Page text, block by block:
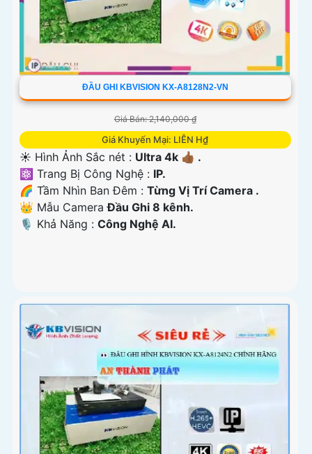
ĐẦU GHI KBVISION KX-A8128N2-VN
Giá Bán: 2,140,000 ₫
Giá Khuyến Mại: LIÊN H₫
☀️ Hình Ảnh Sắc nét : Ultra 4k 👍🏾 .
⚛️ Trang Bị Công Nghệ : IP.
🌈 Tầm Nhìn Ban Đêm : Từng Vị Trí Camera .
👑 Mẫu CameraĐầu Ghi 8 kênh.
️🎙 Khả Năng : Công Nghệ AI.